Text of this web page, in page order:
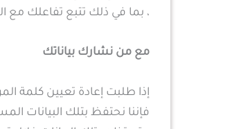
، بما في ذلك تتبع تفاعلك
مع من نشارك بياناتك
فإننا نحتفظ بتلك البيانات